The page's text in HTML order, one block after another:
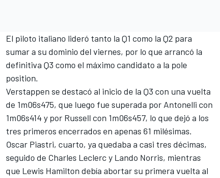
El piloto italiano lideró tanto la Q1 como la Q2 para
sumar a su dominio del viernes, por lo que arrancó la
definitiva Q3 como el máximo candidato a la pole
position.
Verstappen se destacó al inicio de la Q3 con una vuelta
de 1m06s475, que luego fue superada por Antonelli con
1m06s414 y por Russell con 1m06s457, lo que dejó a los
tres primeros encerrados en apenas 61 milésimas.
Oscar Piastri, cuarto, ya quedaba a casi tres décimas,
seguido de Charles Leclerc y Lando Norris, mientras
que Lewis Hamilton debía abortar su primera vuelta al